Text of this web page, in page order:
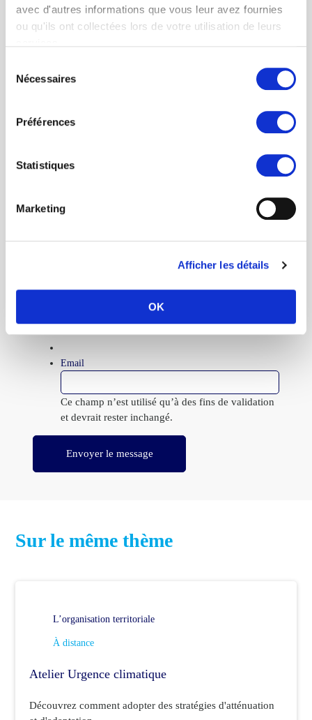
avec d'autres informations que vous leur avez fournies
ou qu'ils ont collectées lors de votre utilisation de leurs
Nécessaires
Préférences
Statistiques
Marketing
Afficher les détails
OK
Votre mail*
personnelles soient utilisées exclusivement dans le cadre de ma
Email
Ce champ n’est utilisé qu’à des fins de validation
et devrait rester inchangé.
Envoyer le message
Sur le même thème
L’organisation territoriale
À distance
Atelier Urgence climatique
Découvrez comment adopter des stratégies d'atténuation